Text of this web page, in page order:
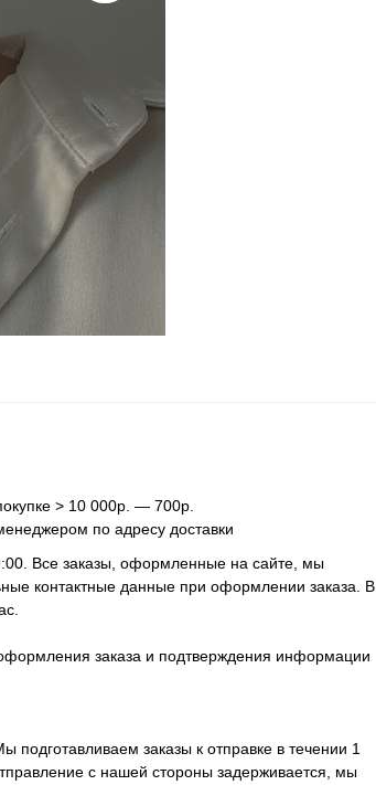
> 10 000р. — 700р.
по адресу доставки
Все заказы, оформленные на сайте, мы
контактные данные при оформлении заказа. В
заказа и подтверждения информации
подготавливаем заказы к отправке в течении 1
с нашей стороны задерживается, мы